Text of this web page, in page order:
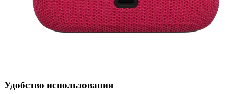
Удобство использования